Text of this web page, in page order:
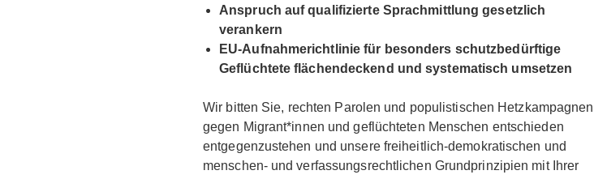
Anspruch auf qualifizierte Sprachmittlung gesetzlich
verankern
EU-Aufnahmerichtlinie für besonders schutzbedürftige
Geflüchtete flächendeckend und systematisch umsetzen
Wir bitten Sie, rechten Parolen und populistischen Hetzkampagnen
gegen Migrant*innen und geflüchteten Menschen entschieden
entgegenzustehen und unsere freiheitlich-demokratischen und
menschen- und verfassungsrechtlichen Grundprinzipien mit Ihrer